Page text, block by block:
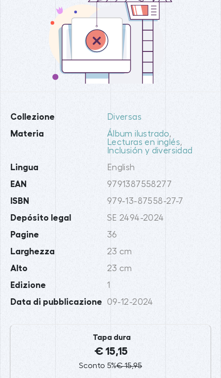
Collezione Diversas
Materia Álbum ilustrado,
Lecturas en inglés,
Inclusión y diversidad
Lingua English
EAN 9791387558277
ISBN 979-13-87558-27-7
Depósito legal SE 2494-2024
Pagine 36
Larghezza 23 cm
Alto 23 cm
Edizione 1
Data di pubblicazione 09-12-2024
Tapa dura
€ 15,15
Sconto 5%€ 15,95